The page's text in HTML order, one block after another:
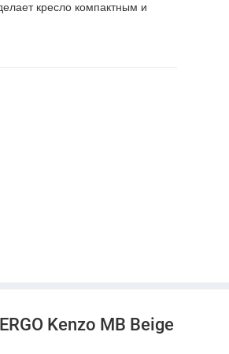
кресло компактным и
Kenzo MB Beige